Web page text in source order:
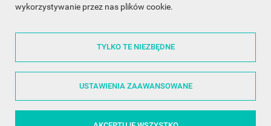
wykorzystywanie przez nas plików cookie.
TYLKO TE NIEZBĘDNE
USTAWIENIA ZAAWANSOWANE
ŚLEDŹ NAS NA FACEBOOKU
Made with❤in Poland